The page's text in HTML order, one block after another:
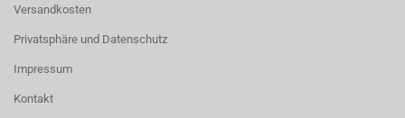
Versandkosten
Privatsphäre und Datenschutz
Impressum
Kontakt